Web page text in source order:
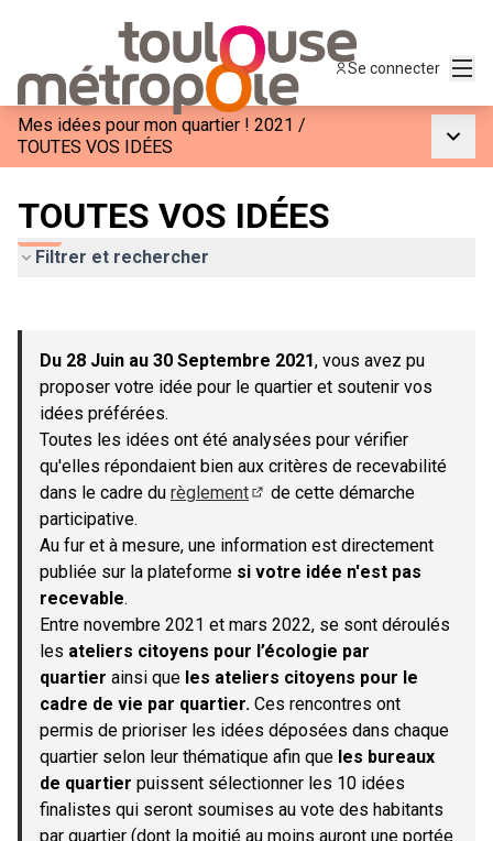
Se connecter
Mes idées pour mon quartier ! 2021 /
TOUTES VOS IDÉES
TOUTES VOS IDÉES
Filtrer et rechercher
−
Du 28 Juin au 30 Septembre 2021, vous avez pu
proposer votre idée pour le quartier et soutenir vos
idées préférées.
Toutes les idées ont été analysées pour vérifier
qu'elles répondaient bien aux critères de recevabilité
dans le cadre du règlement
de cette démarche
participative.
Au fur et à mesure, une information est directement
publiée sur la plateforme si votre idée n'est pas
recevable.
Entre novembre 2021 et mars 2022, se sont déroulés
les ateliers citoyens pour l’écologie par
quartier ainsi que les ateliers citoyens pour le
cadre de vie par quartier. Ces rencontres ont
permis de prioriser les idées déposées dans chaque
quartier selon leur thématique afin que les bureaux
de quartier puissent sélectionner les 10 idées
finalistes qui seront soumises au vote des habitants
par quartier (dont la moitié au moins auront une portée